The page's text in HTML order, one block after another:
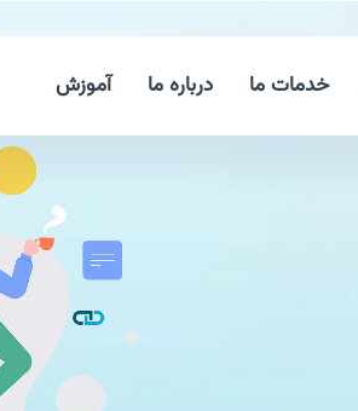
خدمات ما درباره ما آموزش